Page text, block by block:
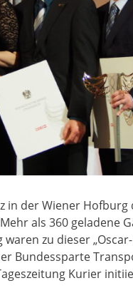
in der Wiener
als 360 geladene
zu dieser
Bundessparte
Kurier